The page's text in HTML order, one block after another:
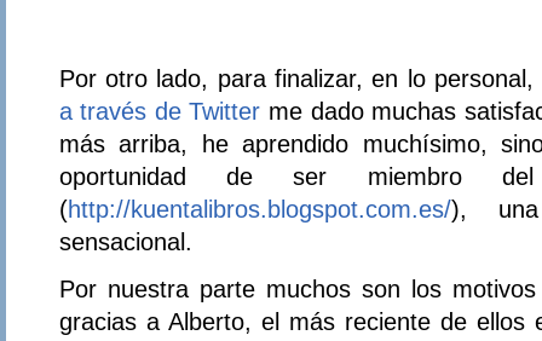
Por otro lado, para finalizar, en lo
a través de Twitter me dado muchas
más arriba, he aprendido muchísimo,
oportunidad de ser miembro
(http://kuentalibros.blogspot.com.es/), una
sensacional.
Por nuestra parte muchos son los
gracias a Alberto, el más reciente de ellos